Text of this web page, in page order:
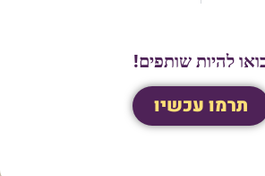
להיות שותפים!
תרמו עכשיו